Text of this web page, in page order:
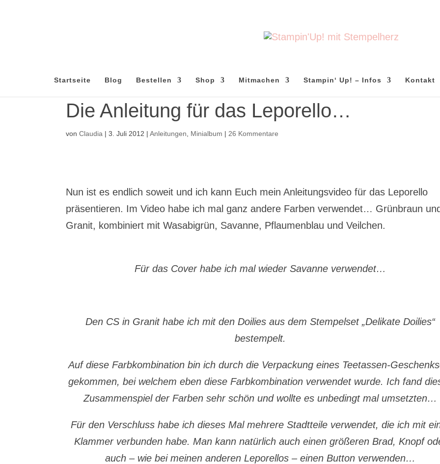
Startseite Blog Bestellen Shop Mitmachen Stampin‘ Up! – Infos Kontakt
Die Anleitung für das Leporello…
vonClaudia |3. Juli 2012 |Anleitungen Minialbum | 26 Kommentare
Nun ist es endlich soweit und ich kann Euch mein Anleitungsvideo für das Leporello
präsentieren. Im Video habe ich mal ganz andere Farben verwendet… Grünbraun und
Granit, kombiniert mit Wasabigrün, Savanne, Pflaumenblau und Veilchen.
Für das Cover habe ich mal wieder Savanne verwendet…
Den CS in Granit habe ich mit den Doilies aus dem Stempelset „Delikate Doilies“
bestempelt.
Auf diese Farbkombination bin ich durch die Verpackung eines Teetassen-
gekommen, bei welchem eben diese Farbkombination verwendet wurde. Ich fand
Zusammenspiel der Farben sehr schön und wollte es unbedingt mal umsetzten…
Für den Verschluss habe ich dieses Mal mehrere Stadtteile verwendet, die ich mit
Klammer verbunden habe. Man kann natürlich auch einen größeren Brad, Knopf
auch – wie bei meinen anderen Leporellos – einen Button verwenden…